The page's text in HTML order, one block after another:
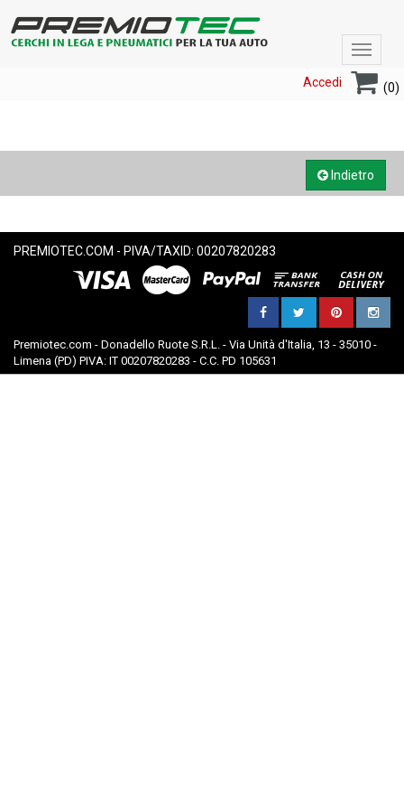
Toggle
Accedi
(0)
Indietro
PREMIOTEC.COM - PIVA/TAXID: 00207820283
Premiotec.com - Donadello Ruote S.R.L. - Via Unità d'Italia, 13 - 35010 -
Limena (PD) PIVA: IT 00207820283 - C.C. PD 105631